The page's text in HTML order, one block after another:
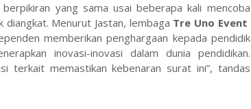
yang sama usai beberapa kali mencoba
Menurut Jastan, lembaga Tre Uno Event
memberikan penghargaan kepada pendidik
inovasi-inovasi dalam dunia pendidikan.
terkait memastikan kebenaran surat ini”, tandas